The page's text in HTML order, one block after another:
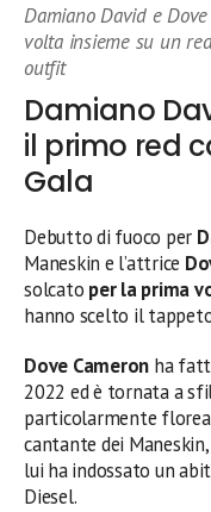
Damiano David e
volta insieme su un
outfit
Damiano
il primo red
Gala
Debutto di fuoco per
Maneskin e l’attrice
solcato per la prima
hanno scelto il
Dove Cameron ha
2022 ed è tornata a
particolarmente
cantante dei
lui ha indossato un
Diesel.